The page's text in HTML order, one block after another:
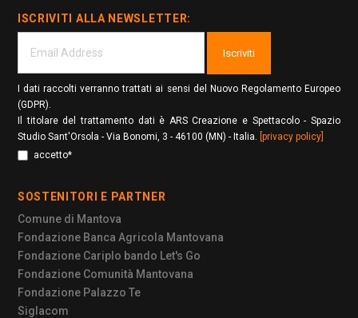
ISCRIVITI ALLA NEWSLETTER:
Iscriviti
I dati raccolti verranno trattati ai sensi del Nuovo Regolamento Europeo
(GDPR).
Il titolare del trattamento dati è ARS Creazione e Spettacolo - Spazio
Studio Sant'Orsola - Via Bonomi, 3 - 46100 (MN) - Italia.
[privacy policy]
accetto*
SOSTENITORI E PARTNER
Comune di Mantova
Fondazione Banca Agricola Mantovana
Fondazione Cariplo bando Let's Go
Fondazione Comunità Mantovana
Fondazione Palazzo Te
Siglacom